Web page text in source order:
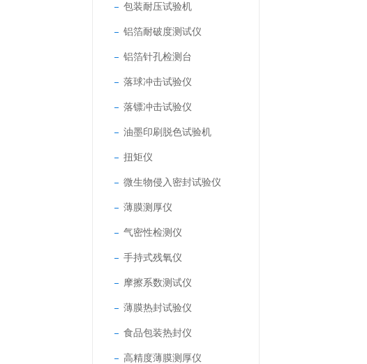
包装耐压试验机
铝箔耐破度测试仪
铝箔针孔检测台
落球冲击试验仪
落镖冲击试验仪
油墨印刷脱色试验机
扭矩仪
微生物侵入密封试验仪
薄膜测厚仪
气密性检测仪
手持式残氧仪
摩擦系数测试仪
薄膜热封试验仪
食品包装热封仪
高精度薄膜测厚仪